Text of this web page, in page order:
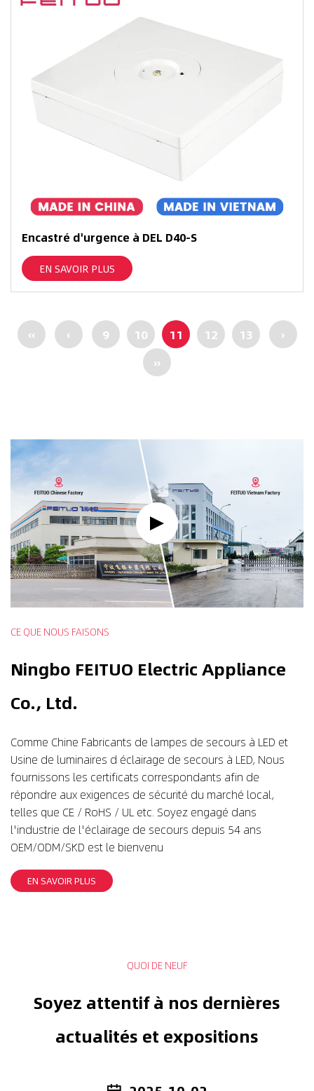
Encastré d'urgence à DEL D40-S
EN SAVOIR PLUS
‹‹ ‹ 9 10 11 12 13
›
››
CE QUE NOUS FAISONS
Ningbo FEITUO Electric Appliance
Co., Ltd.
Comme Chine Fabricants de lampes de secours à LED et
Usine de luminaires d éclairage de secours à LED, Nous
fournissons les certificats correspondants afin de
répondre aux exigences de sécurité du marché local,
telles que CE / RoHS / UL etc. Soyez engagé dans
l'industrie de l'éclairage de secours depuis 54 ans
OEM/ODM/SKD est le bienvenu
EN SAVOIR PLUS
QUOI DE NEUF
Soyez attentif à nos dernières
actualités et expositions